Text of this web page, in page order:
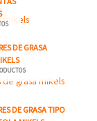
DE GRASA
DE GRASA TIPO